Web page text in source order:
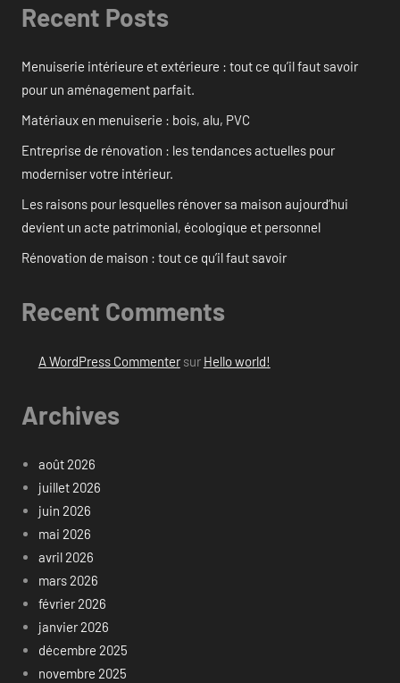
Recent Posts
Menuiserie intérieure et extérieure : tout ce qu’il faut savoir
pour un aménagement parfait.
Matériaux en menuiserie : bois, alu, PVC
Entreprise de rénovation : les tendances actuelles pour
moderniser votre intérieur.
Les raisons pour lesquelles rénover sa maison aujourd’hui
devient un acte patrimonial, écologique et personnel
Rénovation de maison : tout ce qu’il faut savoir
Recent Comments
A WordPress Commentersur Hello world!
Archives
août 2026
juillet 2026
juin 2026
mai 2026
avril 2026
mars 2026
février 2026
janvier 2026
décembre 2025
novembre 2025